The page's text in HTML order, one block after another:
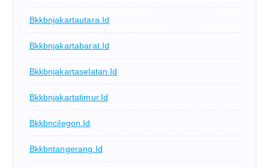
Bkkbnjakartautara.id
Bkkbnjakartabarat.id
Bkkbnjakartaselatan.id
Bkkbnjakartatimur.id
Bkkbncilegon.id
Bkkbntangerang.id